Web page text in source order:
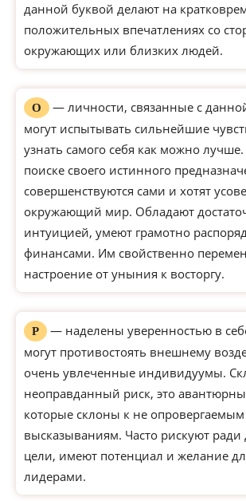
данной буквой делают на
положительных впечатлениях со
окружающих или близких людей.
О
— личности, связанные с
могут испытывать сильнейшие
узнать самого себя как можно лучше.
поиске своего истинного
совершенствуются сами и хотят
окружающий мир. Обладают
интуицией, умеют грамотно
финансами. Им свойственно
настроение от уныния к восторгу.
Р
— наделены уверенностью в
могут противостоять внешнему
очень увлеченные индивидуумы.
неоправданный риск, это
которые склоны к не опровергаемым
высказываниям. Часто рискуют ради
цели, имеют потенциал и желание
лидерами.